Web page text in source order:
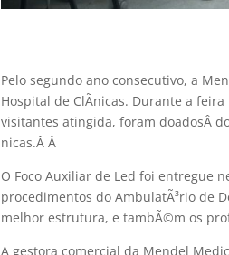
Pelo segundo ano consecutivo, a
Hospital de ClÃ­nicas. Durante a
visitantes atingida, foram doadosÂ
nicas.ÂÂ
O Foco Auxiliar de Led foi entregue
procedimentos do AmbulatÃ³rio de
melhor estrutura, e tambÃ©m os
A gestora comercial da Mendel